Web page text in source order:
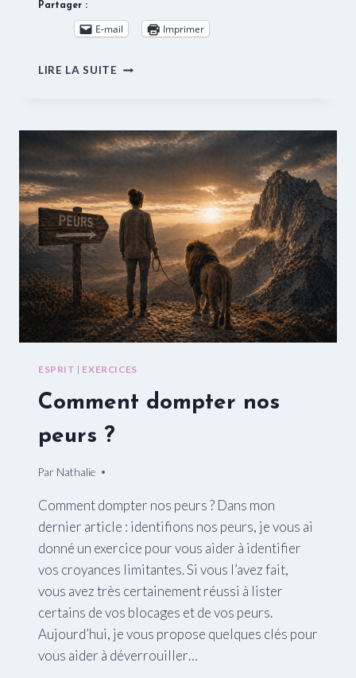
Partager :
E-mail Imprimer
LIRE LA SUITE LÂCHER-
POUR
Y
ESPRIT | EXERCICES
Comment dompter nos
peurs ?
Par Nathalie
02/05/2015
Comment dompter nos peurs ? Dans mon
dernier article : identifions nos peurs, je vous ai
donné un exercice pour vous aider à identifier
vos croyances limitantes. Si vous l’avez fait,
vous avez très certainement réussi à lister
certains de vos blocages et de vos peurs.
Aujourd’hui, je vous propose quelques clés pour
vous aider à déverrouiller…